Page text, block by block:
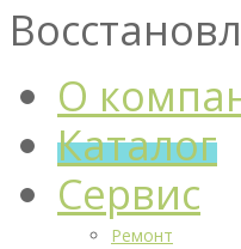
О
Каталог
Сервис
Ремонт